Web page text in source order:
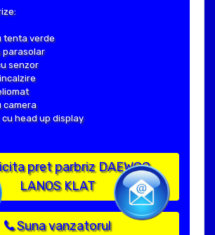
tenta verde
parasolar
senzor
camera
head up display
pret parbriz DAEWOO
LANOS KLAT
Suna vanzatorul